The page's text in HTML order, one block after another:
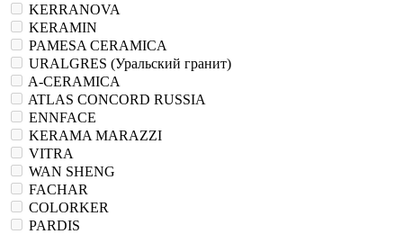
KERRANOVA
KERAMIN
PAMESA CERAMICA
URALGRES (Уральский гранит)
A-CERAMICA
ATLAS CONCORD RUSSIA
ENNFACE
KERAMA MARAZZI
VITRA
WAN SHENG
FACHAR
COLORKER
PARDIS